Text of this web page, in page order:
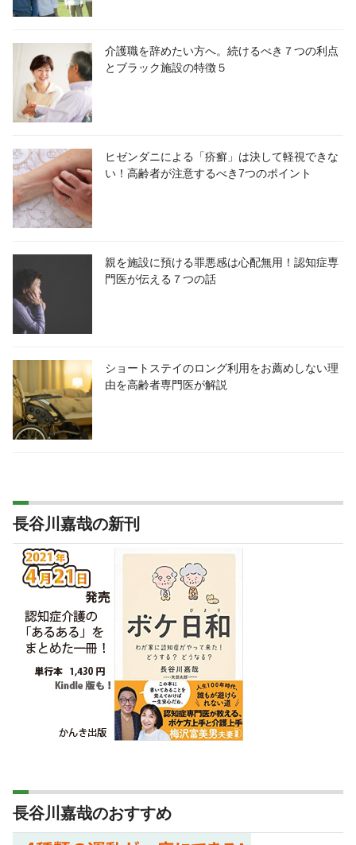
介護職を辞めたい方へ。続けるべき７つの利点
とブラック施設の特徴５
ヒゼンダニによる「疥癬」は決して軽視できな
い！高齢者が注意するべき7つのポイント
親を施設に預ける罪悪感は心配無用！認知症専
門医が伝える７つの話
ショートステイのロング利用をお薦めしない理
由を高齢者専門医が解説
長谷川嘉哉の新刊
長谷川嘉哉のおすすめ